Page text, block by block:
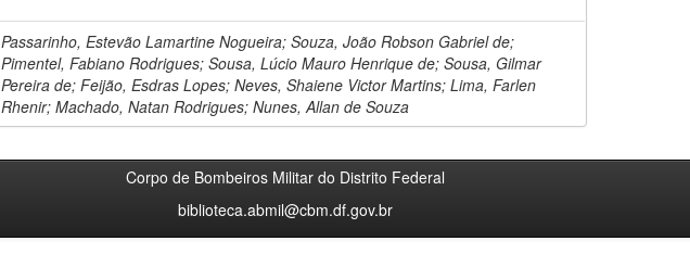
Passarinho, Estevão Lamartine Nogueira; Souza, João Robson Gabriel de;
Pimentel, Fabiano Rodrigues; Sousa, Lúcio Mauro Henrique de; Sousa, Gilmar
Pereira de; Feijão, Esdras Lopes; Neves, Shaiene Victor Martins; Lima, Farlen
Rhenir; Machado, Natan Rodrigues; Nunes, Allan de Souza
Corpo de Bombeiros Militar do Distrito Federal
biblioteca.abmil@cbm.df.gov.br